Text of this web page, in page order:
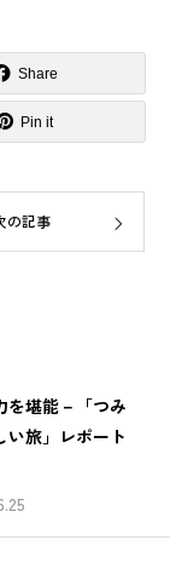
Share
Pin it
の記事
を堪能－「つみ
旅」レポート